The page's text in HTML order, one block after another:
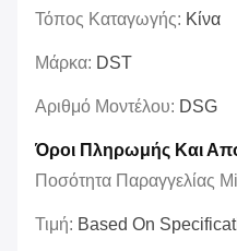
Τόπος Καταγωγής: Κίνα
Μάρκα: DST
Αριθμό Μοντέλου: DSG
Όροι Πληρωμής Και
Ποσότητα Παραγγελίας
Τιμή: Based On